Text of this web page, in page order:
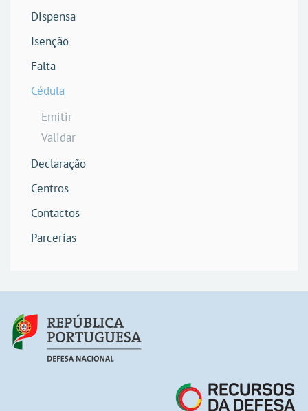
Dispensa
Isenção
Falta
Cédula
Emitir
Validar
Declaração
Centros
Contactos
Parcerias